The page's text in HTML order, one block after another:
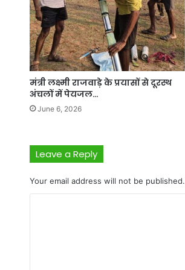
मंत्री लक्ष्मी राजवाड़े के प्रयासों से दूरस्थ
अंचलों में पेयजल…
June 6, 2026
Leave a Reply
Your email address will not be published.